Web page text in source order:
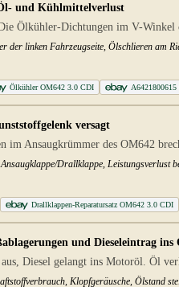
und Kühlmittelverlust
Ölkühler-Dichtungen im V-
der linken Fahrzeugseite, Ölschlieren am
Ölkühler OM642 3.0 CDI
versagt
im Ansaugkrümmer des OM642
Drallklappe, Leistungsverlust
Drallklappen-Reparatursatz OM642 3.0 CDI
und Dieseleintrag ins
Diesel gelangt ins Motoröl. Öl
Klopfgeräusche, Ölstand